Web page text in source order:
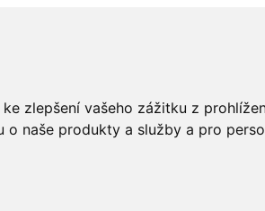
zlepšení vašeho zážitku z
o naše produkty a služby a pro